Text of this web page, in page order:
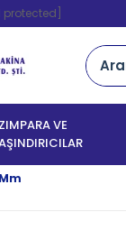
protected]
ZIMPARA VE